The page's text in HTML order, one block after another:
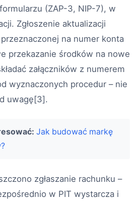
(ZAP-3, NIP-7), w
Zgłoszenie aktualizacji
na numer konta
przekazanie środków na nowe
załączników z numerem
wyznaczonych procedur – nie
uwagę[3].
Jak budować markę
zgłaszanie rachunku –
w PIT wystarcza i